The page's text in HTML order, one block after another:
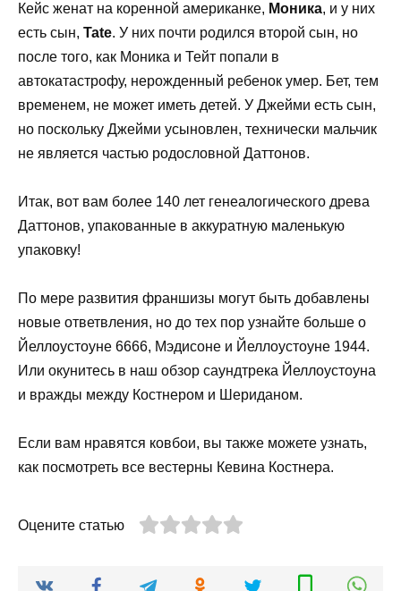
Кейс женат на коренной американке, Моника, и у них
есть сын, Tate. У них почти родился второй сын, но
после того, как Моника и Тейт попали в
автокатастрофу, нерожденный ребенок умер. Бет, тем
временем, не может иметь детей. У Джейми есть сын,
но поскольку Джейми усыновлен, технически мальчик
не является частью родословной Даттонов.
Итак, вот вам более 140 лет генеалогического древа
Даттонов, упакованные в аккуратную маленькую
упаковку!
По мере развития франшизы могут быть добавлены
новые ответвления, но до тех пор узнайте больше о
Йеллоустоуне 6666, Мэдисоне и Йеллоустоуне 1944.
Или окунитесь в наш обзор саундтрека Йеллоустоуна
и вражды между Костнером и Шериданом.
Если вам нравятся ковбои, вы также можете узнать,
как посмотреть все вестерны Кевина Костнера.
Оцените статью